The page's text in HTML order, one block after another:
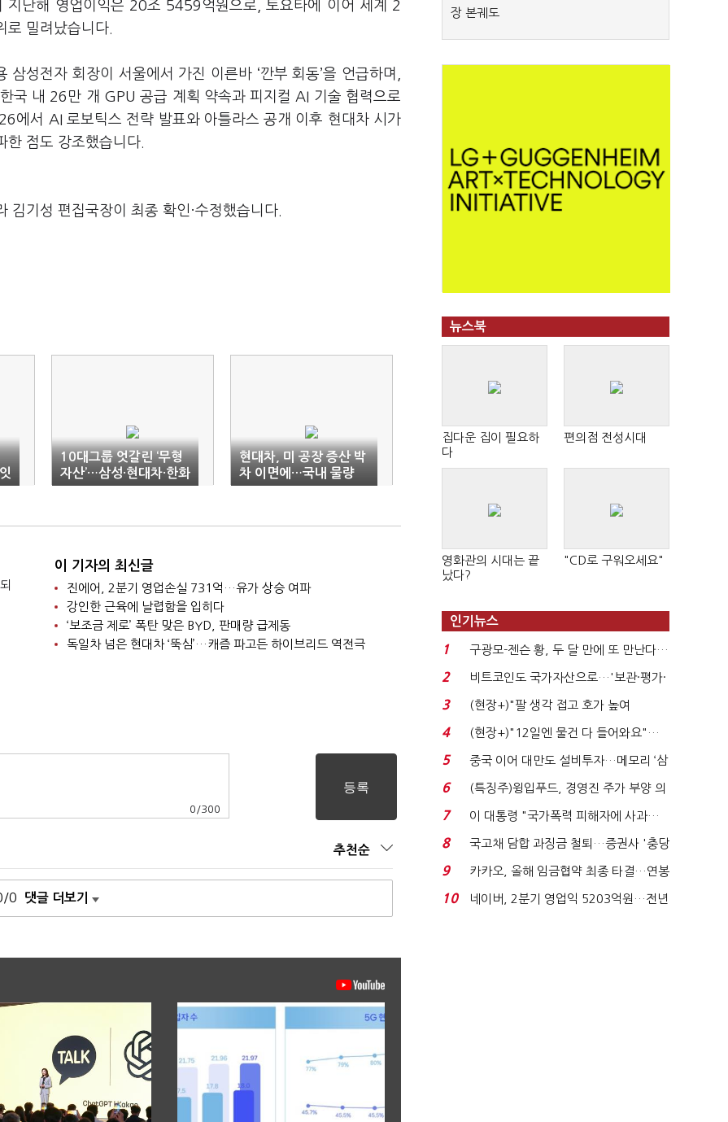
지난해 영업이익은 20조 5459억원으로, 토요타에 이어 세계 2
밀려났습니다.
성전자 회장이 서울에서 가진 이른바 ‘깐부 회동’을 언급하며,
국 내 26만 개 GPU 공급 계획 약속과 피지컬 AI 기술 협력으로
에서 AI 로보틱스 전략 발표와 아틀라스 공개 이후 현대차 시가
점도 강조했습니다.
기성 편집국장이 최종 확인·수정했습니다.
10대그룹 엇갈린 ‘무형
자산’…삼성·현대차·한화
늘고, SK·LG 줄고
현대차, 미 공장 증산 박
차 이면에…국내 물량
축소 우려
이 기자의 최신글
진에어, 2분기 영업손실 731억…유가 상승 여파
강인한 근육에 날렵함을 입히다
‘보조금 제로’ 폭탄 맞은 BYD, 판매량 급제동
독일차 넘은 현대차 ‘뚝심’…캐즘 파고든 하이브리드 역전극
0 /300
추천순
0 댓글 더보기
장 본궤도
뉴스북
집다운 집이 필요하
다
편의점 전성시대
영화관의 시대는 끝
났다?
"CD로 구워오세요"
인기뉴스
1
구광모-젠슨 황, 두 달 만에 또 만난다…
로봇·AI 등 논...
2
비트코인도 국가자산으로…'보관·평가·
처분' 기준은 ...
3
(현장+)"팔 생각 접고 호가 높여
요"…'덜 똘똘한 한 채' 20...
4
(현장+)"12일엔 물건 다 들어와요"…
빈 매대 채우며 문 연 ...
5
중국 이어 대만도 설비투자…메모리 ‘삼
국전쟁’
6
(특징주)윙입푸드, 경영진 주가 부양 의
지에 상한가...
7
이 대통령 "국가폭력 피해자에 사과…
적극적 조사로 진...
8
국고채 담합 과징금 철퇴…증권사 '충당
금 폭탄' 우려...
9
카카오, 올해 임금협약 최종 타결…연봉
6.3% 인상·격려...
10
네이버, 2분기 영업익 5203억원…전년